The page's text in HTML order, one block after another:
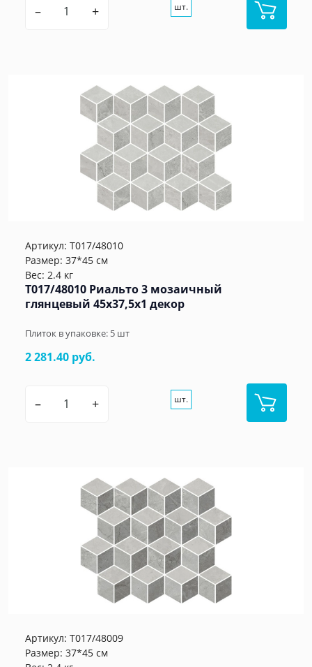
– + шт.
Артикул: T017/48010
Размер: 37*45 см
Вес: 2.4 кг
T017/48010 Риальто 3 мозаичный
глянцевый 45x37,5x1 декор
Плиток в упаковке: 5 шт
2 281.40 руб.
– + шт.
Артикул: T017/48009
Размер: 37*45 см